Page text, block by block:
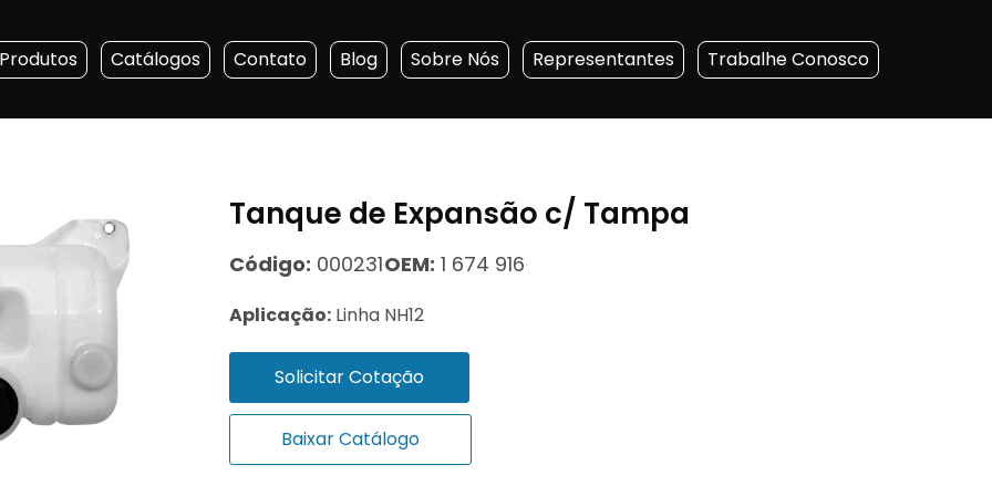
Produtos Catálogos Contato Blog Sobre Nós Representantes Trabalhe Conosco
Tanque de Expansão c/ Tampa
Código: 000231OEM: 1 674 916
Aplicação: Linha NH12
Solicitar Cotação
Baixar Catálogo